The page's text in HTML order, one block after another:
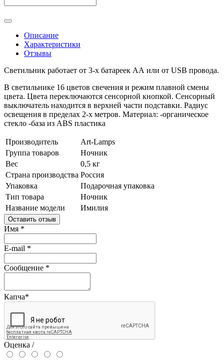
Описание
Характеристики
Отзывы
Светильник работает от 3-х батареек АА или от USB провода.
В светильнике 16 цветов свечения и режим плавной смены
цвета. Цвета переключаются сенсорной кнопкой. Сенсорный
выключатель находится в верхней части подставки. Радиус
освещения в пределах 2-х метров. Материал: -органическое
стекло -база из ABS пластика
Производитель
Art-Lamps
Группа товаров
Ночник
Вес
0,5 кг
Страна производства Россия
Упаковка
Подарочная упаковка
Тип товара
Ночник
Название модели
Имилия
Оставить отзыв
Имя *
E-mail *
Сообщение *
Капча*
Оценка /